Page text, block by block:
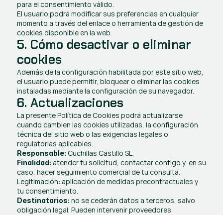
para el consentimiento válido.
El usuario podrá modificar sus preferencias en cualquier
momento a través del enlace o herramienta de gestión de
cookies disponible en la web.
5. Cómo desactivar o eliminar
cookies
Además de la configuración habilitada por este sitio web,
el usuario puede permitir, bloquear o eliminar las cookies
instaladas mediante la configuración de su navegador.
6. Actualizaciones
La presente Política de Cookies podrá actualizarse
cuando cambien las cookies utilizadas, la configuración
técnica del sitio web o las exigencias legales o
regulatorias aplicables.
Responsable: Cuchillas Castillo SL.
Finalidad: atender tu solicitud, contactar contigo y, en su
caso, hacer seguimiento comercial de tu consulta.
Legitimación: aplicación de medidas precontractuales y
tu consentimiento.
Destinatarios: no se cederán datos a terceros, salvo
obligación legal. Pueden intervenir proveedores